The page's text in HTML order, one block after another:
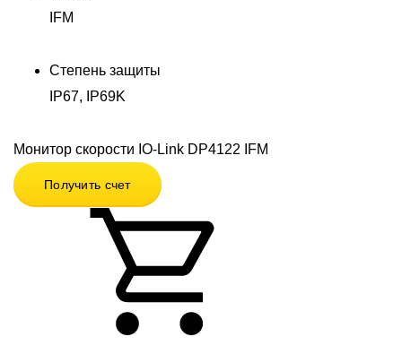
IFM
Степень защиты
IP67, IP69K
Монитор скорости IO-Link DP4122 IFM
Получить счет